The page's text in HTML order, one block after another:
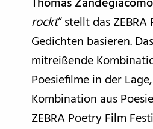
rockt“ stellt das
Gedichten basieren.
mitreißende
Poesiefilme in der
Kombination aus
ZEBRA Poetry Film